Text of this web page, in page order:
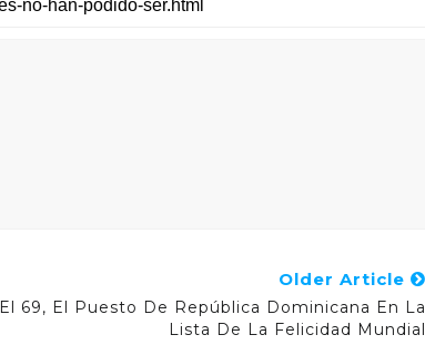
Older Article
El 69, El Puesto De República Dominicana En La
Lista De La Felicidad Mundial